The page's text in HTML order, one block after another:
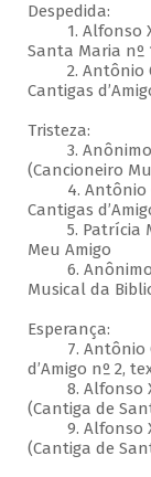
Despedida:
1. Alfonso X,
Santa Maria nº
2. Antônio
Cantigas
Tristeza:
3. Anônimo –
(Cancioneiro
4. Antônio
Cantigas
5. Patrícia
Meu Amigo
6. Anônimo –
Musical da
Esperança:
7. Antônio
d’Amigo nº 2,
8. Alfonso X,
(Cantiga de
9. Alfonso X,
(Cantiga de